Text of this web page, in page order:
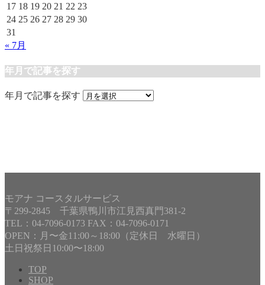
17 18 19 20 21 22 23
24 25 26 27 28 29 30
31
« 7月
年月で記事を探す
年月で記事を探す
モアナ コースタルサービス
〒299-2845 千葉県鴨川市江見西真門381-2
TEL：04-7096-0173 FAX：04-7096-0171
OPEN：月〜金11:00～18:00（定休日 水曜日）
土日祝祭日10:00〜18:00
TOP
SHOP